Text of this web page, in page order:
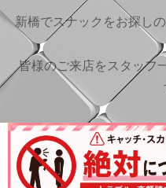
新橋でスナックをお探し
皆様のご来店をスタッフ